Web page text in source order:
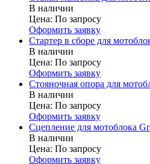
В наличии
Цена: По запросу
Оформить заявку
Стартер в сборе для
В наличии
Цена: По запросу
Оформить заявку
Стояночная опора для
В наличии
Цена: По запросу
Оформить заявку
Сцепление для мотоблока
В наличии
Цена: По запросу
Оформить заявку